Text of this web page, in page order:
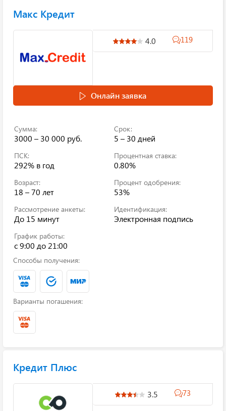
Макс Кредит
4.0 119
Онлайн заявка
Сумма:
3000 – 30 000 руб.
Срок:
5 – 30 дней
ПСК:
292% в год
Процентная ставка:
0.80%
Возраст:
18 – 70 лет
Процент одобрения:
53%
Рассмотрение анкеты:
До 15 минут
Идентификация:
Электронная подпись
График работы:
c 9:00 до 21:00
Способы получения:
Варианты погашения:
Кредит Плюс
3.5 73